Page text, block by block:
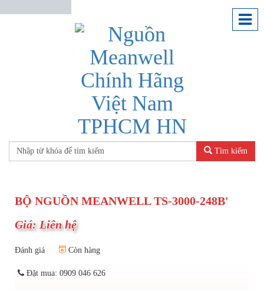
Tìm kiếm
BỘ NGUỒN MEANWELL TS-3000-248B'
Giá: Liên hệ
Đánh giá Còn hàng
Đặt mua: 0909 046 626